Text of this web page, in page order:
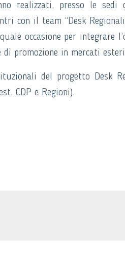
realizzati, presso le sedi
con il team “Desk
occasione per integrare
promozione in mercati
del progetto Desk
CDP e Regioni).